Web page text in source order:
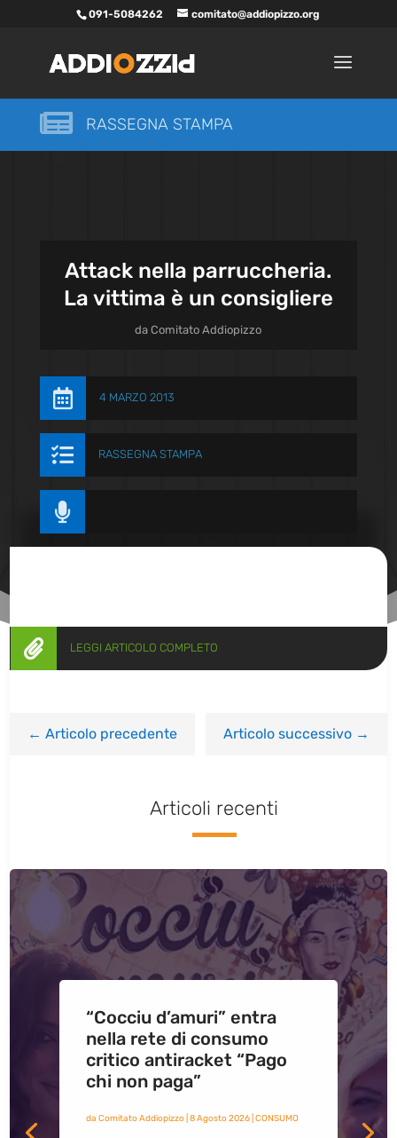
091-5084262 comitato@addiopizzo.org
 RASSEGNA STAMPA
Attack nella parruccheria.
La vittima è un consigliere
daComitato Addiopizzo
 4 MARZO 2013
 RASSEGNA STAMPA

 LEGGI ARTICOLO COMPLETO
←Articolo precedente Articolo successivo→
Articoli recenti
“Cocciu d’amuri” entra
nella rete di consumo
critico antiracket “Pago
chi non paga”
da Comitato Addiopizzo| 8 Agosto 2026| CONSUMO